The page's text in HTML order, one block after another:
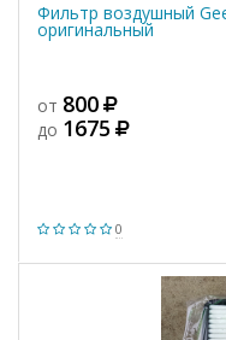
Фильтр воздушный
оригинальный
0
от 800
до 1675